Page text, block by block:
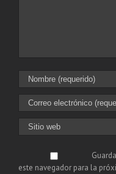
este navegador para la